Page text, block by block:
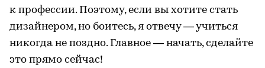
к профессии. Поэтому, если вы хотите стать
дизайнером, но боитесь, я отвечу — учиться
никогда не поздно. Главное — начать, сделайте
это прямо сейчас!